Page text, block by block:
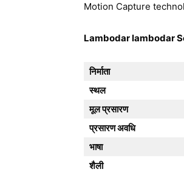
Motion Capture
Lambodar lambodar
निर्माता
स्थल
मूल प्रसारण
प्रसारण अवधि
भाषा
शैली